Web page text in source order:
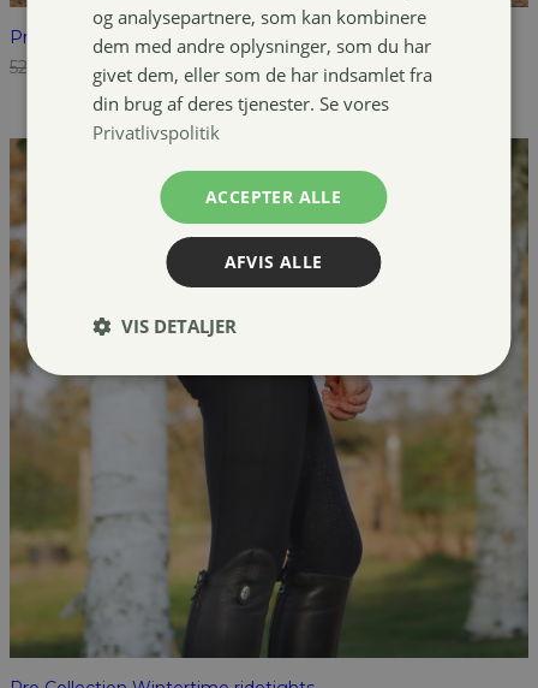
Pro Collection Mira tights
529,00
Den
oprindelige
pris
var:
249,00kr. Den
aktuelle
pris
er:
og analysepartnere, som kan kombinere
dem med andre oplysninger, som du har
givet dem, eller som de har indsamlet fra
din brug af deres tjenester. Se vores
Privatlivspolitik
ACCEPTER ALLE
AFVIS ALLE
VIS DETALJER